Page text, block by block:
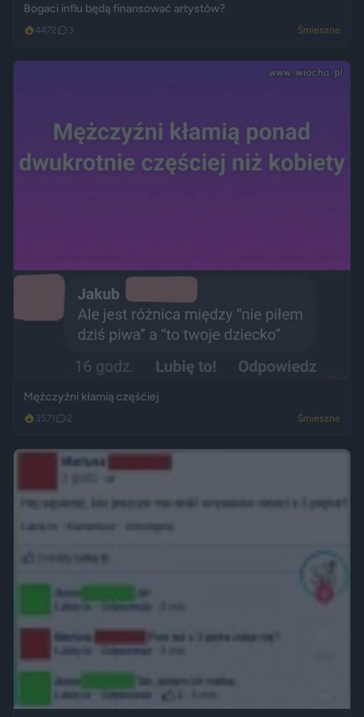
Bogaci influ będą finansować artystów?
4472 3 Śmieszne
Mężczyźni kłamią częśćiej
3571 2 Śmieszne